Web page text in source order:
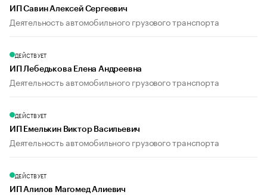
ИП Савин Алексей Сергеевич
Деятельность автомобильного грузового транспорта
ДЕЙСТВУЕТ
ИП Лебедькова Елена Андреевна
Деятельность автомобильного грузового транспорта
ДЕЙСТВУЕТ
ИП Емелькин Виктор Васильевич
Деятельность автомобильного грузового транспорта
ДЕЙСТВУЕТ
ИП Алилов Магомед Алиевич